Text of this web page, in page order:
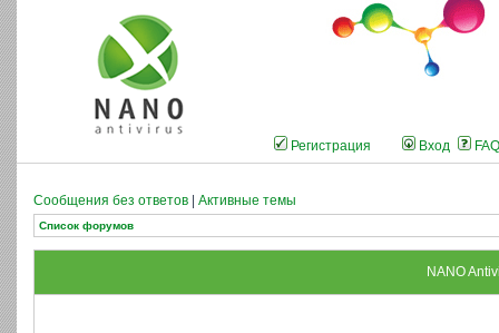
Регистрация Вход FAQ
Сообщения без ответов Активные темы
Список форумов
NANO